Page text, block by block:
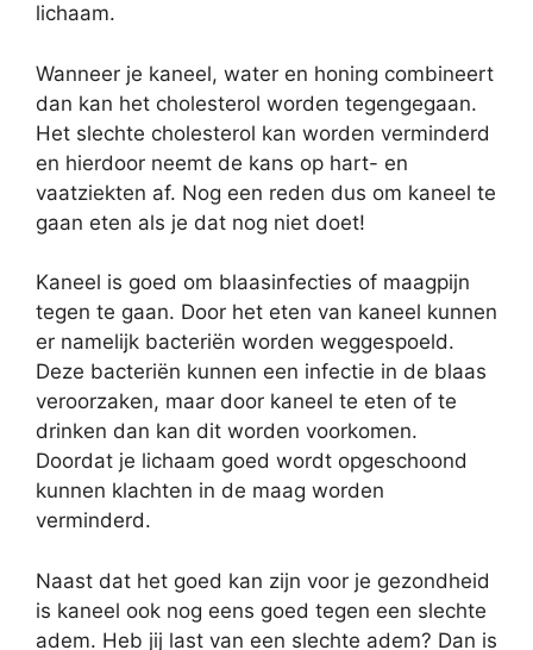
lichaam.
Wanneer je kaneel, water en honing combineert
dan kan het cholesterol worden tegengegaan.
Het slechte cholesterol kan worden verminderd
en hierdoor neemt de kans op hart- en
vaatziekten af. Nog een reden dus om kaneel te
gaan eten als je dat nog niet doet!
Kaneel is goed om blaasinfecties of maagpijn
tegen te gaan. Door het eten van kaneel kunnen
er namelijk bacteriën worden weggespoeld.
Deze bacteriën kunnen een infectie in de blaas
veroorzaken, maar door kaneel te eten of te
drinken dan kan dit worden voorkomen.
Doordat je lichaam goed wordt opgeschoond
kunnen klachten in de maag worden
verminderd.
Naast dat het goed kan zijn voor je gezondheid
is kaneel ook nog eens goed tegen een slechte
adem. Heb jij last van een slechte adem? Dan is